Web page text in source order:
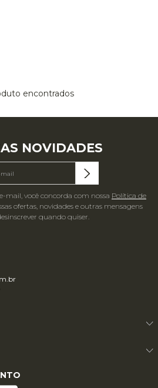
NOVIDADES
mail, você concorda com nossa Política de
ofertas, novidades e outras mensagens
quando quiser.